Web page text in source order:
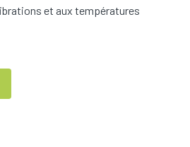
et aux températures